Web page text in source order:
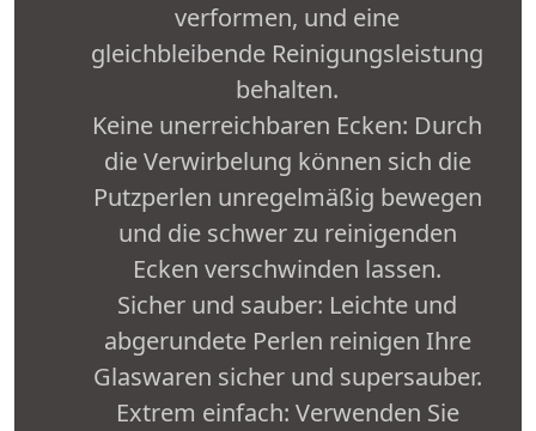
verformen, und eine
gleichbleibende Reinigungsleistung
behalten.
Keine unerreichbaren Ecken: Durch
die Verwirbelung können sich die
Putzperlen unregelmäßig bewegen
und die schwer zu reinigenden
Ecken verschwinden lassen.
Sicher und sauber: Leichte und
abgerundete Perlen reinigen Ihre
Glaswaren sicher und supersauber.
Extrem einfach: Verwenden Sie